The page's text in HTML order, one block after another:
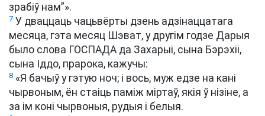
зрабіў нам”».
7 У дваццаць чацьвёрты дзень адзінаццатага
месяца, гэта месяц Шэват, у другім годзе Дарыя
было слова ГОСПАДА да Захарыі, сына Бэрэхіі,
сына Іддо, прарока, кажучы:
8 «Я бачыў у гэтую ноч; і вось, муж едзе на кані
чырвоным, ён стаіць паміж міртаў, якія ў нізіне, а
за ім коні чырвоныя, рудыя і белыя.